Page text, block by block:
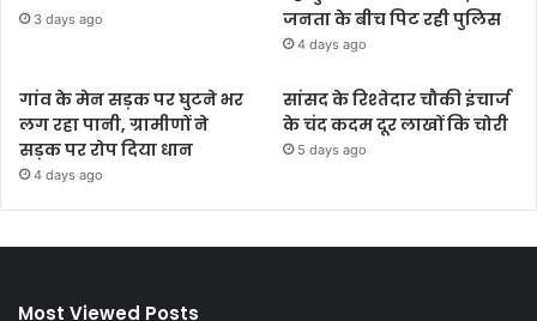
3 days ago
जनता के बीच पिट रही पुलिस
4 days ago
गांव के मेन सड़क पर घुटने भर
लग रहा पानी, ग्रामीणों ने
सड़क पर रोप दिया धान
4 days ago
सांसद के रिश्तेदार चौकी इंचार्ज
के चंद कदम दूर लाखों कि चोरी
5 days ago
Most Viewed Posts